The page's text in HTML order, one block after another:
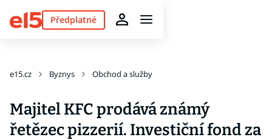
Předplatné
e15.cz Byznys Obchod a služby
Majitel KFC prodává známý
řetězec pizzerií. Investiční fond za